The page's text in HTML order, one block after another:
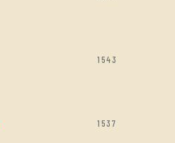
1543
1537